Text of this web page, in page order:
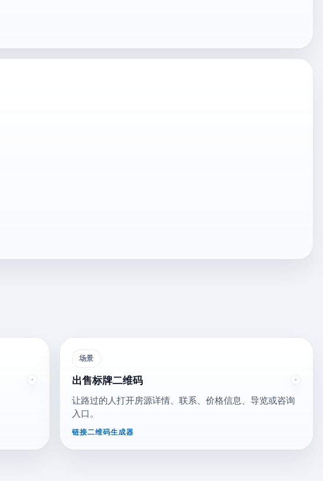
场景
出售标牌二维码
让路过的人打开房源详情、联系、价格信息、导览或咨询
入口。
链接二维码生成器